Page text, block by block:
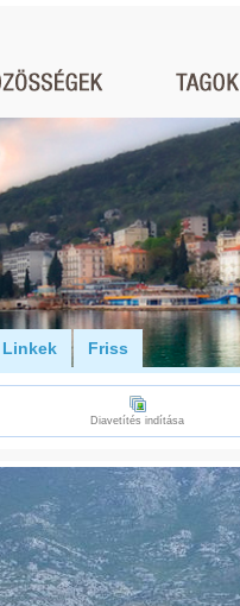
Linkek Friss
Diavetítés indítása